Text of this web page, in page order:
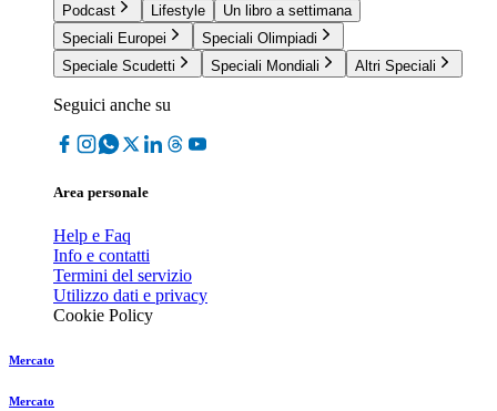
Podcast
Lifestyle
Un libro a settimana
Speciali Europei
Speciali Olimpiadi
Speciale Scudetti
Speciali Mondiali Altri Speciali
Seguici anche su
Area personale
Help e Faq
Info e contatti
Termini del servizio
Utilizzo dati e privacy
Cookie Policy
Mercato
Mercato